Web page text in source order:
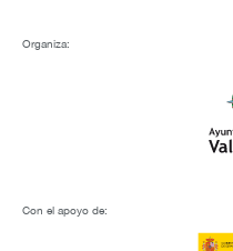
Organiza:
Con el apoyo de: